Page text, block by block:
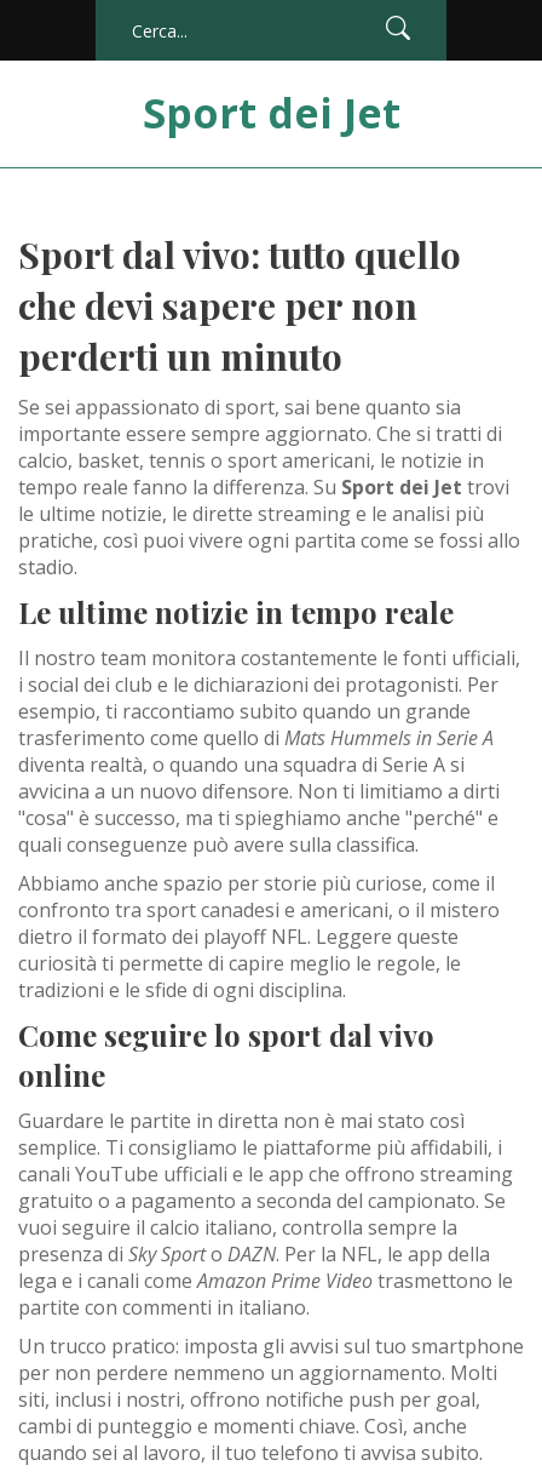
Sport dei Jet
Sport dal vivo: tutto quello
che devi sapere per non
perderti un minuto
Se sei appassionato di sport, sai bene quanto sia
importante essere sempre aggiornato. Che si tratti di
calcio, basket, tennis o sport americani, le notizie in
tempo reale fanno la differenza. Su Sport dei Jet trovi
le ultime notizie, le dirette streaming e le analisi più
pratiche, così puoi vivere ogni partita come se fossi allo
stadio.
Le ultime notizie in tempo reale
Il nostro team monitora costantemente le fonti ufficiali,
i social dei club e le dichiarazioni dei protagonisti. Per
esempio, ti raccontiamo subito quando un grande
trasferimento come quello di Mats Hummels in Serie A
diventa realtà, o quando una squadra di Serie A si
avvicina a un nuovo difensore. Non ti limitiamo a dirti
"cosa" è successo, ma ti spieghiamo anche "perché" e
quali conseguenze può avere sulla classifica.
Abbiamo anche spazio per storie più curiose, come il
confronto tra sport canadesi e americani, o il mistero
dietro il formato dei playoff NFL. Leggere queste
curiosità ti permette di capire meglio le regole, le
tradizioni e le sfide di ogni disciplina.
Come seguire lo sport dal vivo
online
Guardare le partite in diretta non è mai stato così
semplice. Ti consigliamo le piattaforme più affidabili, i
canali YouTube ufficiali e le app che offrono streaming
gratuito o a pagamento a seconda del campionato. Se
vuoi seguire il calcio italiano, controlla sempre la
presenza di Sky Sporto DAZN. Per la NFL, le app della
lega e i canali comeAmazon Prime Videotrasmettono le
partite con commenti in italiano.
Un trucco pratico: imposta gli avvisi sul tuo smartphone
per non perdere nemmeno un aggiornamento. Molti
siti, inclusi i nostri, offrono notifiche push per goal,
cambi di punteggio e momenti chiave. Così, anche
quando sei al lavoro, il tuo telefono ti avvisa subito.